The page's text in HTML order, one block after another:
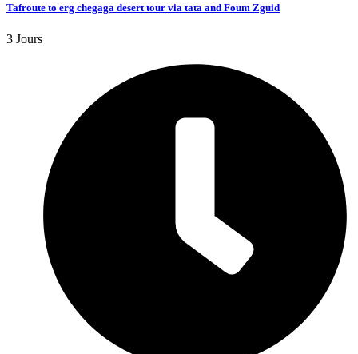
Tafroute to erg chegaga desert tour via tata and Foum Zguid
3 Jours